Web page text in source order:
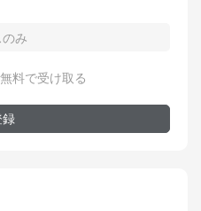
料で受け取る